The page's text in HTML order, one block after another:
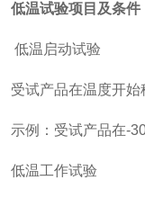
低温试验项目及条件
低温启动试验
受试产品在温度开
示例：受试产品在-
低温工作试验